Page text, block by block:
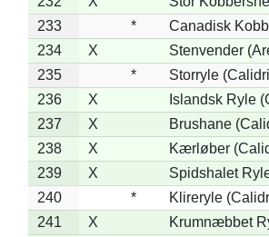
233
*
Canadisk
234
X
Stenvender
235
*
Storryle
236
X
Islandsk Ryle
237
X
Brushane
238
X
Kærløber
239
X
Spidshalet
240
*
Klireryle
241
X
Krumnæbbet